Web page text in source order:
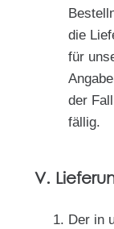
die
für
der
fällig.
V.
Der in